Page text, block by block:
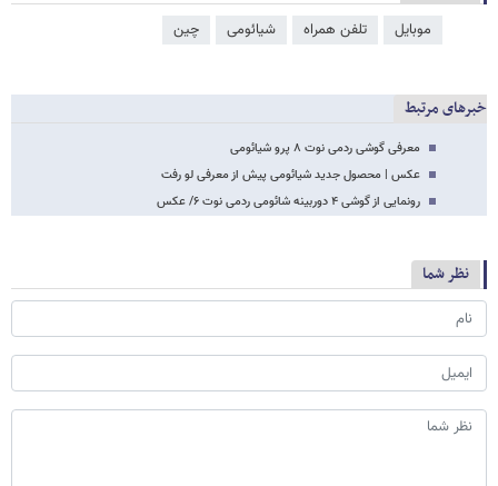
موبایل تلفن همراه شیائومی چین
خبرهای مرتبط
معرفی گوشی ردمی نوت ۸ پرو شیائومی
عکس | محصول جدید شیائومی پیش از معرفی لو رفت
رونمایی از گوشی ۴ دوربینه شائومی ردمی نوت ۶/ عکس
نظر شما